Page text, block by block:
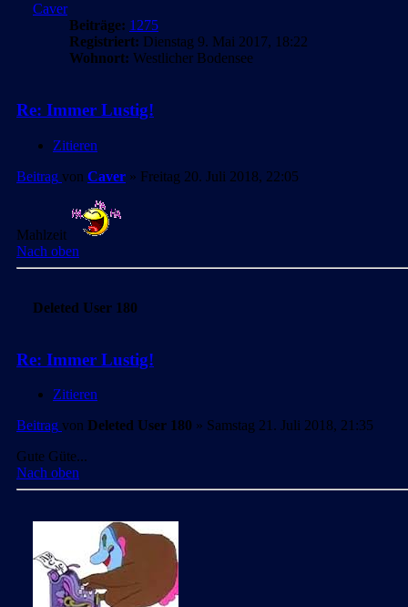
Caver
Beiträge: 1275
Registriert: Dienstag 9. Mai 2017, 18:22
Wohnort: Westlicher Bodensee
Re: Immer Lustig!
Zitieren
Beitrag von Caver » Freitag 20. Juli 2018, 22:05
Mahlzeit
Nach oben
Deleted User 180
Re: Immer Lustig!
Zitieren
Beitrag von Deleted User 180 » Samstag 21. Juli 2018, 21:35
Gute Güte...
Nach oben